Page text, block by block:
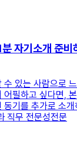
자기소개 준비
수 있는 사람으로
필하고 싶다면,
동기를 추가로 소
직무 전문성전문